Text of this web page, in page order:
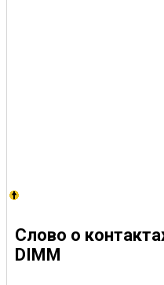
Слово о
DIMM